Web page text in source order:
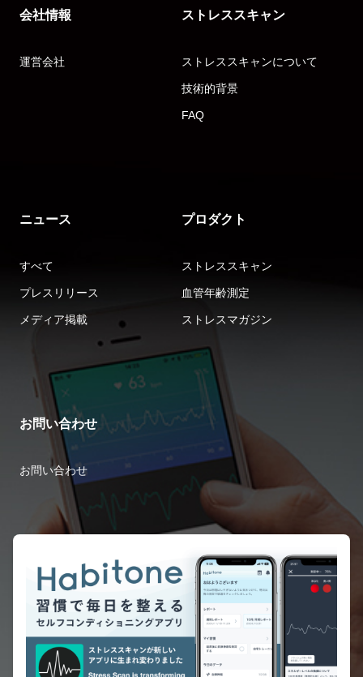
会社情報
運営会社
ストレススキャン
ストレススキャンについて
技術的背景
FAQ
ニュース
すべて
プレスリリース
メディア掲載
プロダクト
ストレススキャン
血管年齢測定
ストレスマガジン
お問い合わせ
お問い合わせ